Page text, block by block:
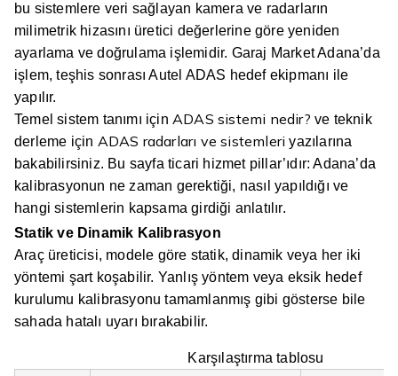
bu sistemlere veri sağlayan kamera ve radarların
milimetrik hizasını üretici değerlerine göre yeniden
ayarlama ve doğrulama işlemidir. Garaj Market Adana’da
işlem, teşhis sonrası Autel ADAS hedef ekipmanı ile
yapılır.
Temel sistem tanımı için ADAS sistemi nedir? ve teknik
derleme için ADAS radarları ve sistemleri yazılarına
bakabilirsiniz. Bu sayfa ticari hizmet pillar’ıdır: Adana’da
kalibrasyonun ne zaman gerektiği, nasıl yapıldığı ve
hangi sistemlerin kapsama girdiği anlatılır.
Statik ve Dinamik Kalibrasyon
Araç üreticisi, modele göre statik, dinamik veya her iki
yöntemi şart koşabilir. Yanlış yöntem veya eksik hedef
kurulumu kalibrasyonu tamamlanmış gibi gösterse bile
sahada hatalı uyarı bırakabilir.
Karşılaştırma tablosu